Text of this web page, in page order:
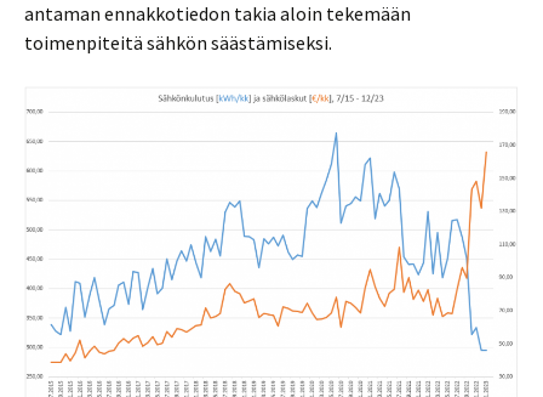
antaman ennakkotiedon takia aloin tekemään
toimenpiteitä sähkön säästämiseksi.